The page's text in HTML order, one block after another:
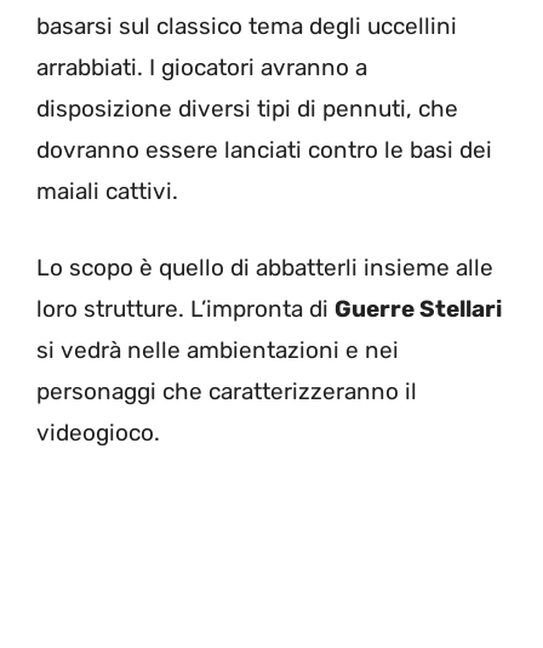
basarsi sul classico tema degli uccellini
arrabbiati. I giocatori avranno a
disposizione diversi tipi di pennuti, che
dovranno essere lanciati contro le basi dei
maiali cattivi.
Lo scopo è quello di abbatterli insieme alle
loro strutture. L’impronta di Guerre Stellari
si vedrà nelle ambientazioni e nei
personaggi che caratterizzeranno il
videogioco.